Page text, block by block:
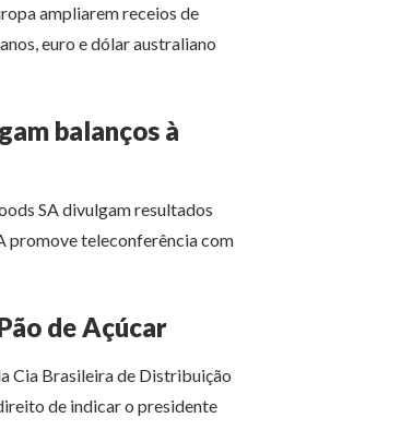
ampliarem receios de
euro e dólar australiano
balanços à
SA divulgam resultados
promove teleconferência com
de Açúcar
Cia Brasileira de Distribuição
de indicar o presidente